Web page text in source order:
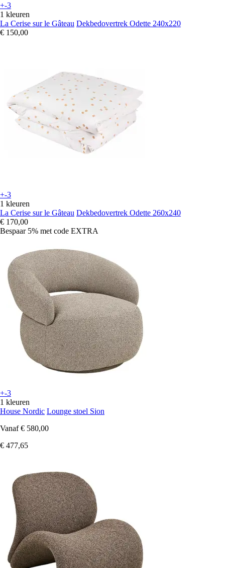
+-3
1 kleuren
La Cerise sur le Gâteau Dekbedovertrek Odette 240x220
€ 150,00
+-3
1 kleuren
La Cerise sur le Gâteau Dekbedovertrek Odette 260x240
€ 170,00
Bespaar 5% met code EXTRA
+-3
1 kleuren
House Nordic Lounge stoel Sion
Vanaf € 580,00
€ 477,65